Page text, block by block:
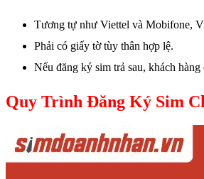
Tương tự như Viettel và Mobifone,
Phải có giấy tờ tùy thân hợp lệ.
Nếu đăng ký sim trả sau, khách
Quy Trình Đăng Ký Sim